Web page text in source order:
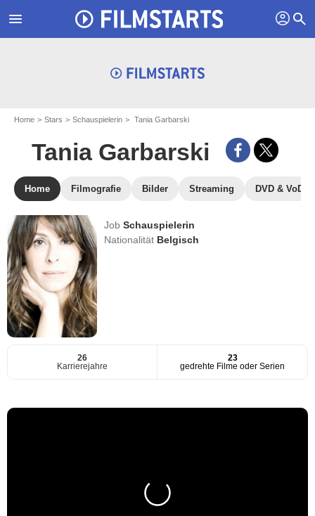
menu profil search
Home Stars Schauspielerin Tania Garbarski
Tania Garbarski
Home Filmografie Bilder Streaming DVD & VoD
JobSchauspielerin
Nationalität Belgisch
26
Karrierejahre
23
gedrehte Filme oder Serien